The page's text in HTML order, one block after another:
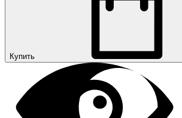
Купить